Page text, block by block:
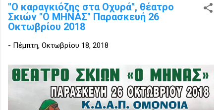
"Ο καραγκιόζης στα Οχυρά", θέατρο
Σκιών "Ο ΜΗΝΑΣ" Παρασκευή 26
Οκτωβρίου 2018
- Πέμπτη, Οκτωβρίου 18, 2018